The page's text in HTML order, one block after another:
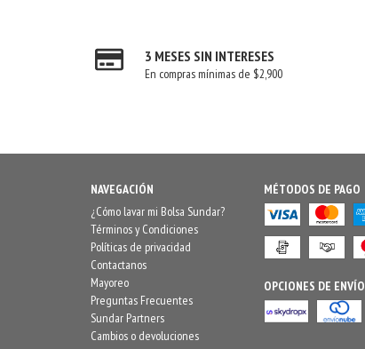
3 MESES SIN INTERESES
En compras mínimas de $2,900
NAVEGACIÓN
¿Cómo lavar mi Bolsa Sundar?
Términos y Condiciones
Políticas de privacidad
Contactanos
Mayoreo
Preguntas Frecuentes
Sundar Partners
Cambios o devoluciones
MÉTODOS DE PAGO
OPCIONES DE ENVÍO